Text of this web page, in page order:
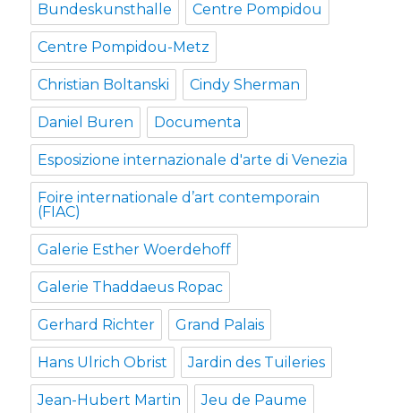
Bundeskunsthalle Centre Pompidou
Centre Pompidou-Metz
Christian Boltanski Cindy Sherman
Daniel Buren Documenta
Esposizione internazionale d'arte di Venezia
Foire internationale d’art contemporain
(FIAC)
Galerie Esther Woerdehoff
Galerie Thaddaeus Ropac
Gerhard Richter Grand Palais
Hans Ulrich Obrist Jardin des Tuileries
Jean-Hubert Martin Jeu de Paume